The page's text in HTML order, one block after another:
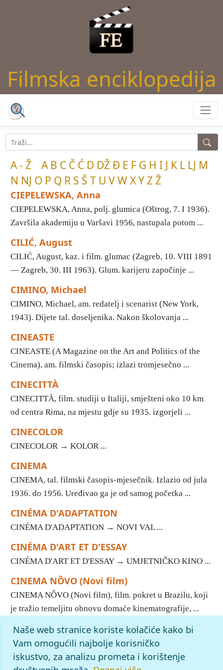
Filmska enciklopedija
A - Ž A B C Č Ć D DŽĐ E F G H I J K L LJ M
N NJ O P Q R S Š T U VWXYZŽ
CIEPELEWSKA, Anna
CIEPELEWSKA, Anna, polj. glumica (Oštrog, 7. I 1936).
Završila akademiju u Varšavi 1956, nastupala potom ...
CILIĆ, August
CILIĆ, August, kaz. i film. glumac (Zagreb, 10. VIII 1891
— Zagreb, 30. III 1963). Glum. karijeru započinje ...
CIMINO, Michael
CIMINO, Michael, am. redatelj i scenarist (New York,
1943). Dijete tal. doseljenika. Nakon školovanja ...
CINEASTE
CINEASTE (A Magazine on the Art and Politics of the
Cinema), am. filmski časopis; izlazi tromjesečno ...
CINECITTÀ
CINECITTÀ, film. studiji u Italiji, smješteni oko 10 km
od centra Rima, na mjestu gdje su 1935. izgorjeli ...
CINECOLOR
CINECOLOR → KOLOR ...
CINEMA
CINEMA, tal. filmski časopis-mjesečnik. Izlazio od jula
1936. do 1956. Uređivao ga je od samog početka ...
CINÉMA D'ADAPTATION
CINÉMA D'ADAPTATION → NOVI VAL ...
CINÉMA D'ART ET D'ESSAY
CINÉMA D'ART ET D'ESSAY → UMJETNIČKO KINO ...
CINEMA NÔVO (Novi film)
CINEMA NÔVO (Novi film), film. pokret u Brazilu, koji
je tražio temeljitu obnovu domaće kinematografije, ...
Početak « 11 12 13 14 15 16 17 18 19 20
slovo c : pronađenih odgovora: 323; vrijeme izvršavanja
upita: 14 ms
Naše web stranice koriste kolačiće kako bi
Vam omogućili najbolje korisničko
iskustvo, za analizu prometa i korištenje